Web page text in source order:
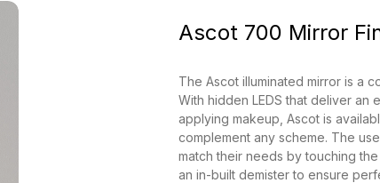
Ascot 700 Mirror
The Ascot illuminated mirror is a
With hidden LEDS that deliver an
applying makeup, Ascot is
complement any scheme. The
match their needs by touching
an in-built demister to ensure